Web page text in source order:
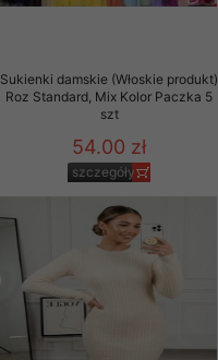
Sukienki damskie (Włoskie produkt)
Roz Standard, Mix Kolor Paczka 5
szt
54.00 zł
szczegóły